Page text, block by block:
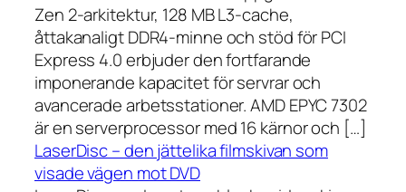
Zen 2-arkitektur, 128 MB L3-cache,
åttakanaligt DDR4-minne och stöd för PCI
Express 4.0 erbjuder den fortfarande
imponerande kapacitet för servrar och
avancerade arbetsstationer. AMD EPYC 7302
är en serverprocessor med 16 kärnor och […]
LaserDisc – den jättelika filmskivan som
visade vägen mot DVD